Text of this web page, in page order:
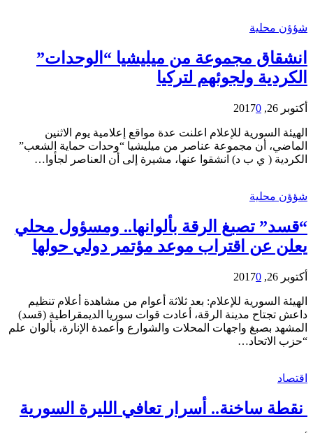
شؤؤن محلية
انشقاق مجموعة من ميليشيا “الوحدات”
الكردية ولجوئهم لتركيا
أكتوبر 26, 2017 0
الهيئة السورية للإعلام اعلنت عدة مواقع إعلامية يوم الاثنين
الماضي، أن مجموعة عناصر من ميليشيا “وحدات حماية الشعب”
الكردية ( ي ب د) انشقوا عنها، مشيرة إلى أن العناصر لجأوا…
شؤؤن محلية
“قسد” تصبغ الرقة بألوانها.. ومسؤول محلي
يعلن عن اقتراب موعد مؤتمر دولي حولها
أكتوبر 26, 2017 0
الهيئة السورية للإعلام: بعد ثلاثة أعوام من مشاهدة أعلام تنظيم
داعش تجتاح مدينة الرقة، أعادت قوات سوريا الديمقراطية (قسد)
المشهد بصبغ واجهات المحلات والشوارع وأعمدة الإنارة، بألوان علم
“حزب الاتحاد…
اقتصاد
نقطة ساخنة.. أسرار تعافي الليرة السورية